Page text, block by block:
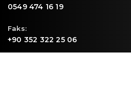
0549 474 16 19
Faks:
+90 352 322 25 06